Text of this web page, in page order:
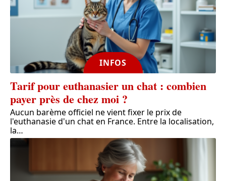
INFOS
Tarif pour euthanasier un chat : combien
payer près de chez moi ?
Aucun barème officiel ne vient fixer le prix de
l'euthanasie d'un chat en France. Entre la localisation,
la…